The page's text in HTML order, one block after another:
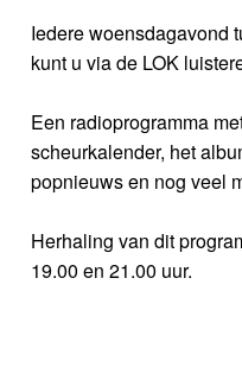
Iedere woensdagavond
kunt u via de LOK
Een radioprogramma
scheurkalender, het
popnieuws en nog veel
Herhaling van dit
19.00 en 21.00 uur.